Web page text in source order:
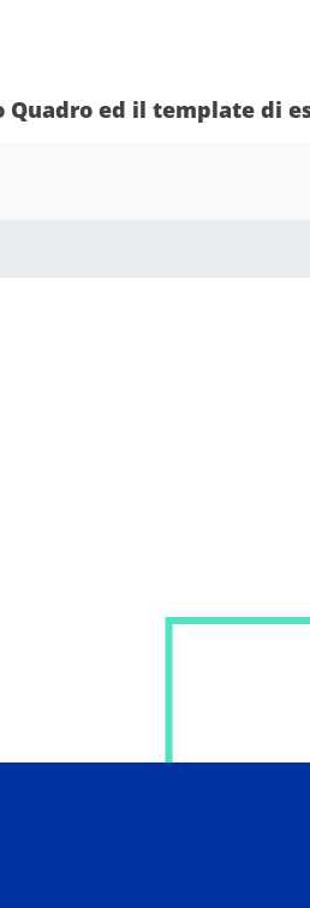
Quadro ed il template di